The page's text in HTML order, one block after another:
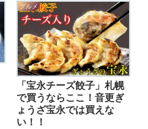
グルメ
「宝永チーズ餃子」札幌
で買うならここ！音更ぎ
ょうざ宝永では買えな
い！！